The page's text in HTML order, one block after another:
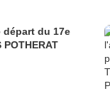
départ du 17e